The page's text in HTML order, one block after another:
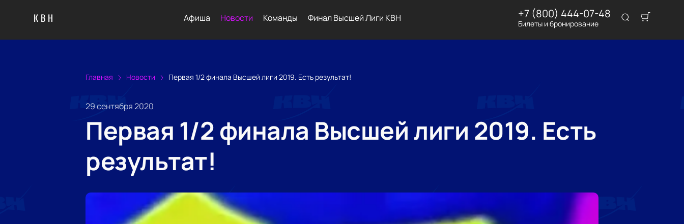
КВН Афиша Новости Команды Финал Высшей Лиги КВН +7 (800) 444-07-48
Билеты и бронирование
Главная Новости Первая 1/2 финала Высшей лиги 2019. Есть результат!
29 сентября 2020
Первая 1/2 финала Высшей лиги 2019. Есть
результат!